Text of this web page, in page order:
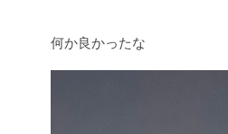
何か良かったな